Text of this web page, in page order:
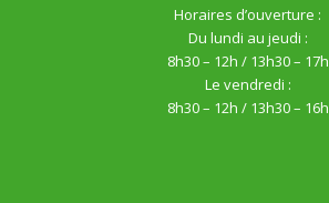
Horaires d’ouverture :
Du lundi au jeudi :
8h30 – 12h / 13h30 – 17h
Le vendredi :
8h30 – 12h / 13h30 – 16h